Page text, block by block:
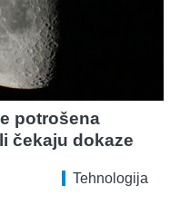
potrošena
čekaju dokaze
Tehnologija